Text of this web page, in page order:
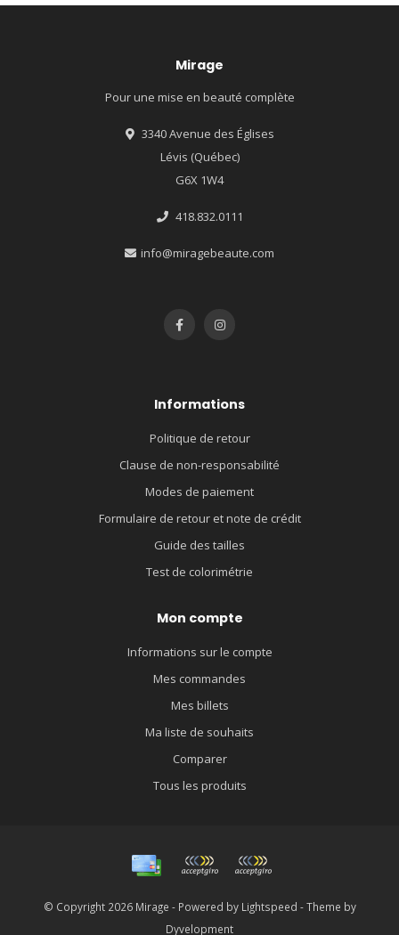
Mirage
Pour une mise en beauté complète
3340 Avenue des Églises
Lévis (Québec)
G6X 1W4
418.832.0111
info@miragebeaute.com
Informations
Politique de retour
Clause de non-responsabilité
Modes de paiement
Formulaire de retour et note de crédit
Guide des tailles
Test de colorimétrie
Mon compte
Informations sur le compte
Mes commandes
Mes billets
Ma liste de souhaits
Comparer
Tous les produits
© Copyright 2026 Mirage - Powered by Lightspeed - Theme by
Dyvelopment